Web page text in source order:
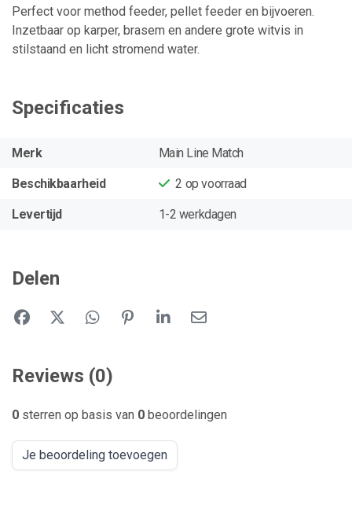
Perfect voor method feeder, pellet feeder en bijvoeren.
Inzetbaar op karper, brasem en andere grote witvis in
stilstaand en licht stromend water.
Specificaties
Merk Main Line Match
Beschikbaarheid 2 op voorraad
Levertijd 1-2 werkdagen
Delen
Reviews (0)
0 sterren op basis van 0 beoordelingen
Je beoordeling toevoegen